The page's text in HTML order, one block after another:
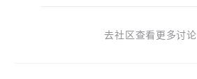
去社区查看更多讨论